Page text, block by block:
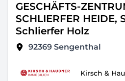
GESCHÄFTS-
SCHLIERFER HEIDE,
Schlierfer Holz
92369 Sengenthal
Kirsch &